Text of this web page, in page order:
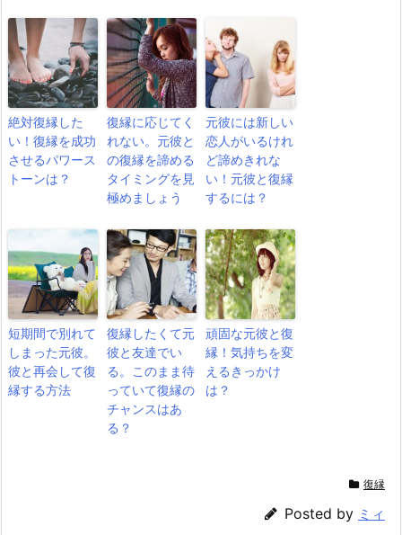
絶対復縁した
い！復縁を成功
させるパワース
トーンは？
復縁に応じてく
れない。元彼と
の復縁を諦める
タイミングを見
極めましょう
元彼には新しい
恋人がいるけれ
ど諦めきれな
い！元彼と復縁
するには？
短期間で別れて
しまった元彼。
彼と再会して復
縁する方法
復縁したくて元
彼と友達でい
る。このまま待
っていて復縁の
チャンスはあ
る？
頑固な元彼と復
縁！気持ちを変
えるきっかけ
は？
復縁
Posted by ミィ